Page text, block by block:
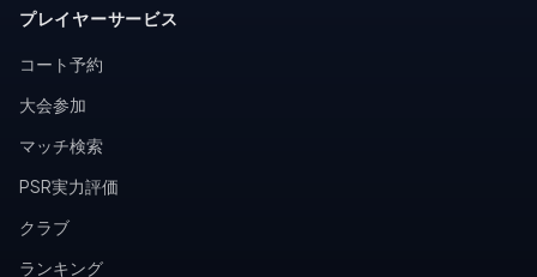
プレイヤーサービス
コート予約
大会参加
マッチ検索
PSR実力評価
クラブ
ランキング